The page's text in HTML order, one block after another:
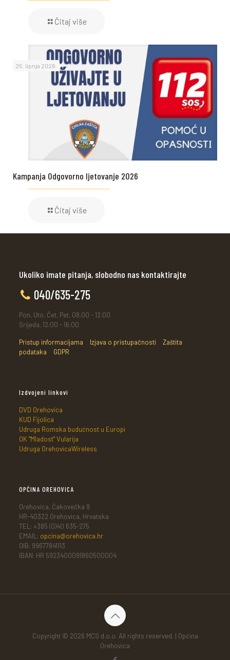
Čitaj više
25. lipnja 2026.
Kampanja Odgovorno ljetovanje 2026
Čitaj više
Ukoliko imate pitanja, slobodno nas kontaktirajte
040/635-275
Pon, Uto, Čet, Pet, 08:00 - 12:00
Srijeda, 12:00 - 16:00
Pristup informacijama Izjava o pristupačnosti
Zaštita
podataka
GDPR
Izdvojeni linkovi
DVD Orehovica
KUD Fijolica
Udruga Romska budućnost u Europi
OK "Mladost" Vularija
Udruga OrehovicaWireless
OPĆINA OREHOVICA
Orehovica, Čakovečka 9
HR-40322 Orehovica, Hrvatska
TEL: +385 (0)40 635-275
EMAIL: opcina@orehovica.hr
OIB: 99677841113
IBAN: HR 5923400091860500004
Copyright © 2026 MCS d.o.o. All rights reserved. | Općina
Orehovica